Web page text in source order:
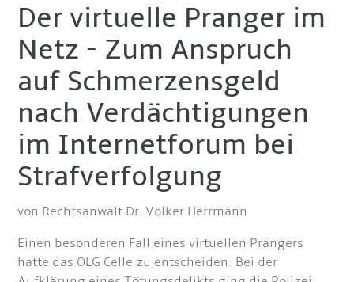
Der virtuelle Pranger im
Netz - Zum Anspruch
auf Schmerzensgeld
nach Verdächtigungen
im Internetforum bei
Strafverfolgung
von Rechtsanwalt Dr. Volker Herrmann
Einen besonderen Fall eines virtuellen Prangers
hatte das OLG Celle zu entscheiden: Bei der